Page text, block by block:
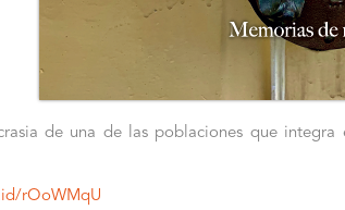
de una de las poblaciones que
rOoWMqU